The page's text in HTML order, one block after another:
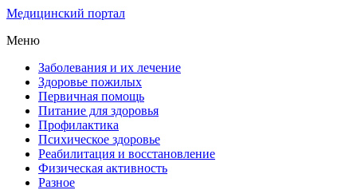
Медицинский портал
Меню
Заболевания и их лечение
Здоровье пожилых
Первичная помощь
Питание для здоровья
Профилактика
Психическое здоровье
Реабилитация и восстановление
Физическая активность
Разное